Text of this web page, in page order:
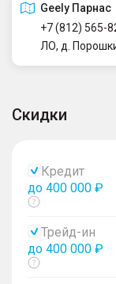
Geely Парнас
+7 (812) 565-
ЛО, д.
Скидки
Кредит
до 400 000 ₽
Показать
Трейд-ин
до 400 000 ₽
Показать